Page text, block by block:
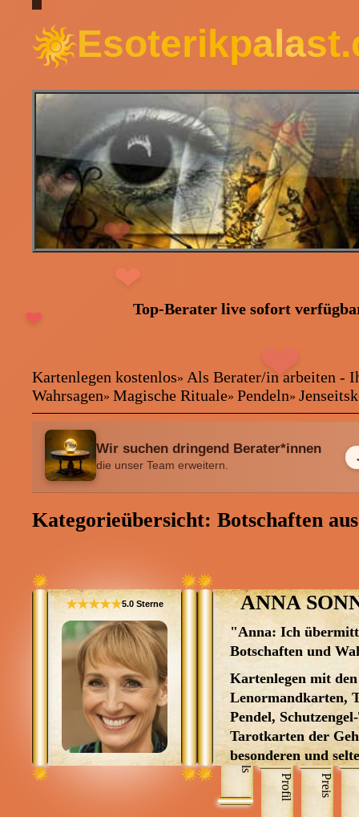
❤
❤
❤
❤
❤
❤
Top-Berater live sofort
Kartenlegen kostenlos
Als Berater/in arbeiten - Ihre
Kartenlegen günstig
Beraterübersicht
Wahrsagen
Jenseitskontakte
Lenormandkarten
Menü: Beraterübersicht
Menü: Beraterübersicht von A
Menü: Kartenlegen kostenlos,
Kartenlegen kostenlos» Als Berater/in arbeiten -
Wahrsagen» Magische Rituale» Pendeln»
Wir suchen dringend Berater*innen
die unser Team erweitern.
Kategorieübersicht: Botschaften
★★★★★5.0 Sterne ANNA
"Anna: Ich
Botschaften und
Kartenlegen mit
Lenormandkarten,
Pendel,
Tarotkarten der
besonderen und
Botschaften der
Astralverstrickungen
Skills
Profil
Preis